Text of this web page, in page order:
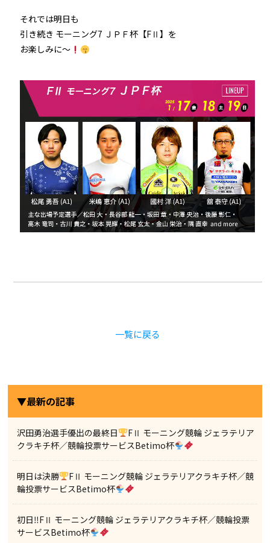
▼最新の記事
沢田勇治選手優出の最終日
FⅡ モーニング競輪 ジェラテリア
クラキチ杯／競輪投票サービスBetimo杯
明日は決勝
FⅡ モーニング競輪 ジェラテリアクラキチ杯／競
輪投票サービスBetimo杯
初日‼FⅡ モーニング競輪 ジェラテリアクラキチ杯／競輪投票
サービスBetimo杯
それでは明日も
引き続き モーニング7 ＪＰＦ杯【FⅡ】を
お楽しみに～
一覧に戻る